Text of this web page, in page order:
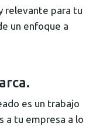
relevante para tu
un enfoque a
es un trabajo
a tu empresa a lo